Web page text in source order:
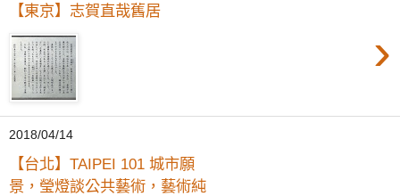
【東京】志賀直哉舊居
›
2018/04/14
【台北】TAIPEI 101 城市願
景，瑩燈談公共藝術，藝術純